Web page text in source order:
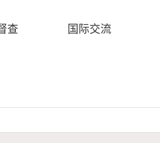
查 国际交流